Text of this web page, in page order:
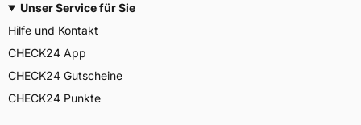
Unser Service für Sie
Hilfe und Kontakt
CHECK24 App
CHECK24 Gutscheine
CHECK24 Punkte